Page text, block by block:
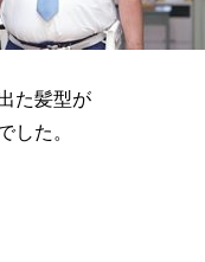
た髪型が
した。